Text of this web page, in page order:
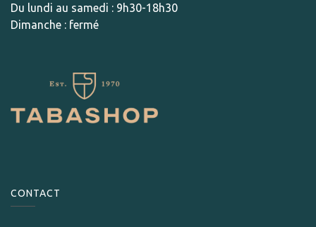
Du lundi au samedi : 9h30-18h30
Dimanche : fermé
CONTACT